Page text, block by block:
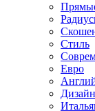
Стиль
Евро